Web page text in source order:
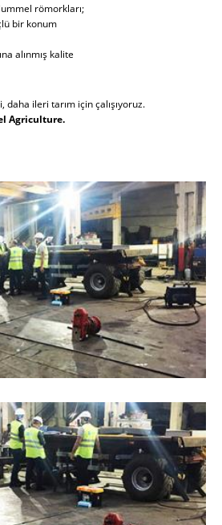
römorkları;
bir konum
alınmış kalite
ileri tarım için çalışıyoruz.
Agriculture.